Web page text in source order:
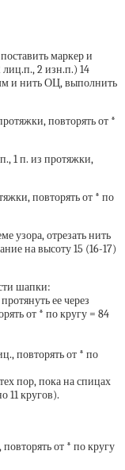
маркер и
лиц.п., 2 изн.п.) 14
и нить ОЦ, выполнить
повторять от *
1 п. из протяжки,
повторять от * по
узора, отрезать нить
на высоту 15 (16-17)
шапки:
ее через
от * по кругу = 84
повторять от * по
пор, пока на спицах
11 кругов).
от * по кругу